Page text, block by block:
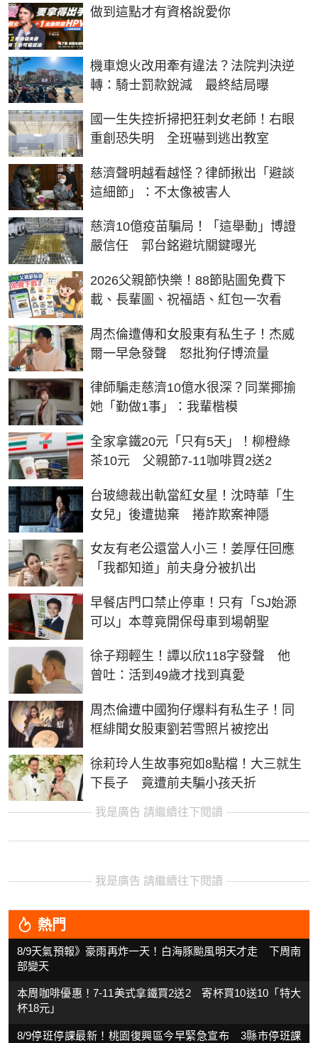
做到這點才有資格說愛你
PR
機車熄火改用牽有違法？法院判決逆
轉：騎士罰款銳減 最終結局曝
國一生失控折掃把狂刺女老師！右眼
重創恐失明 全班嚇到逃出教室
慈濟聲明越看越怪？律師揪出「避談
這細節」：不太像被害人
慈濟10億疫苗騙局！「這舉動」博證
嚴信任 郭台銘避坑關鍵曝光
2026父親節快樂！88節貼圖免費下
載、長輩圖、祝福語、紅包一次看
周杰倫遭傳和女股東有私生子！杰威
爾一早急發聲 怒批狗仔博流量
律師騙走慈濟10億水很深？同業揶揄
她「勤做1事」：我輩楷模
全家拿鐵20元「只有5天」！柳橙綠
茶10元 父親節7-11咖啡買2送2
台玻總裁出軌當紅女星！沈時華「生
女兒」後遭拋棄 捲詐欺案神隱
女友有老公還當人小三！姜厚任回應
「我都知道」前夫身分被扒出
早餐店門口禁止停車！只有「SJ始源
可以」本尊竟開保母車到場朝聖
徐子翔輕生！譚以欣118字發聲 他
曾吐：活到49歲才找到真愛
周杰倫遭中國狗仔爆料有私生子！同
框緋聞女股東劉若雪照片被挖出
徐莉玲人生故事宛如8點檔！大三就生
下長子 竟遭前夫騙小孩夭折
我是廣告 請繼續往下閱讀
我是廣告 請繼續往下閱讀
熱門
8/9天氣預報》豪雨再炸一天！白海豚颱風明天才走 下周南
部變天
本周咖啡優惠！7-11美式拿鐵買2送2 寄杯買10送10「特大
杯18元」
8/9停班停課最新！桃園復興區今早緊急宣布 3縣市停班課